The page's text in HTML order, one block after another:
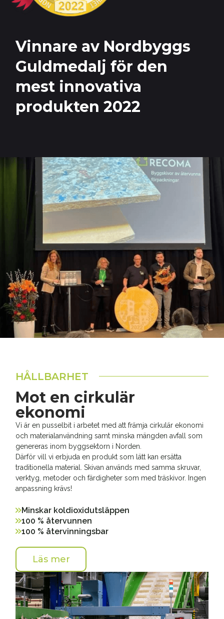
Vinnare av Nordbyggs
Guldmedalj för den
mest innovativa
produkten 2022
HÅLLBARHET
Mot en cirkulär
ekonomi
Vi är en pusselbit i arbetet med att främja cirkulär ekonomi
och materialanvändning samt minska mängden avfall som
genereras inom byggsektorn i Norden.
Därför vill vi erbjuda en produkt som lätt kan ersätta
traditionella material. Skivan används med samma skruvar,
verktyg, metoder och färdigheter som med träskivor. Ingen
anpassning krävs!
Minskar koldioxidutsläppen
100 % återvunnen
100 % återvinningsbar
Läs mer